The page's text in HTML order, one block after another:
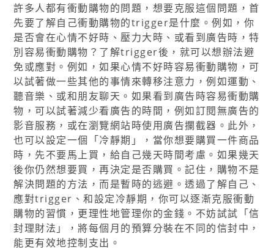
許多人都有衝動購物的問題，想要克服這個問題，首
先要了解自己衝動購物的trigger是什麼。例如，你
是否會在心情不好時、壓力大時、或看到廣告時，特
別容易衝動購物？了解trigger後，就可以想辦法避
免或應對。例如，如果心情不好時容易衝動購物，可
以試著做一些其他的事情來轉移注意力，例如運動、
聽音樂、或和朋友聊天。如果看到廣告時容易衝動購
物，可以試著減少看廣告的時間，例如訂閱無廣告的
影音服務，或在瀏覽網站時使用廣告攔截器。此外，
也可以設定一個「冷靜期」，當你想要購買一件商品
時，先不要馬上買，給自己幾天時間考慮。如果幾天
後你仍然想要買，再決定是否購買。記住，購物不是
解決問題的方法，而是暫時的逃避。透過了解自己、
應對trigger、和設定冷靜期，你可以逐漸克服衝動
購物的習慣，更理性地管理你的金錢。不妨試試「信
封理財法」，將每個月的預算分裝在不同的信封中，
能更有效地控制支出。